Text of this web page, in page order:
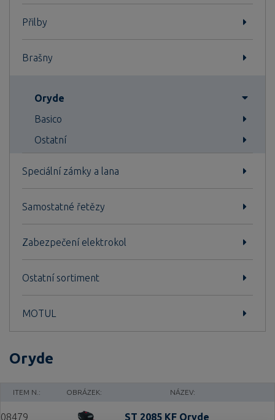
Přilby
Brašny
Oryde
Basico
Ostatní
Speciální zámky a lana
Samostatné řetězy
Zabezpečení elektrokol
Ostatní sortiment
MOTUL
Oryde
ITEM N.: OBRÁZEK: NÁZEV:
08479 ST 2085 KF Oryde